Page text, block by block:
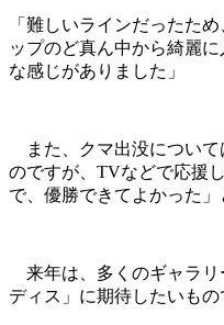
「難しいラインだったた
ップのど真ん中から綺麗
な感じがありました」
また、クマ出没について
のですが、TVなどで応援
で、優勝できてよかった」
来年は、多くのギャラリ
ディス」に期待したいもの